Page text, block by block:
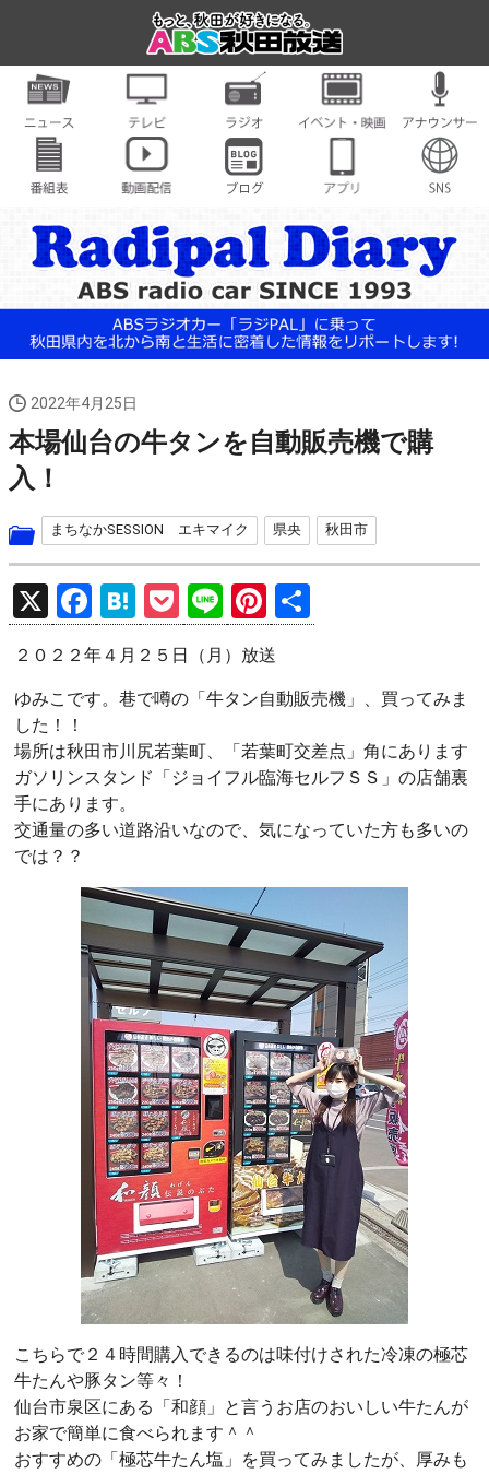
2022年4月25日
本場仙台の牛タンを自動販売機で購
入！
まちなかSESSION エキマイク 県央 秋田市
X
F
a
ce
b
o
o
k
H
at
e
n
a
P
o
ck
et
Li
n
e
Pi
nt
er
es
t
有
２０２２年４月２５日（月）放送
ゆみこです。巷で噂の「牛タン自動販売機」、買ってみま
した！！
場所は秋田市川尻若葉町、「若葉町交差点」角にあります
ガソリンスタンド「ジョイフル臨海セルフＳＳ」の店舗裏
手にあります。
交通量の多い道路沿いなので、気になっていた方も多いの
では？？
こちらで２４時間購入できるのは味付けされた冷凍の極芯
牛たんや豚タン等々！
仙台市泉区にある「和顔」と言うお店のおいしい牛たんが
お家で簡単に食べられます＾＾
おすすめの「極芯牛たん塩」を買ってみましたが、厚みも